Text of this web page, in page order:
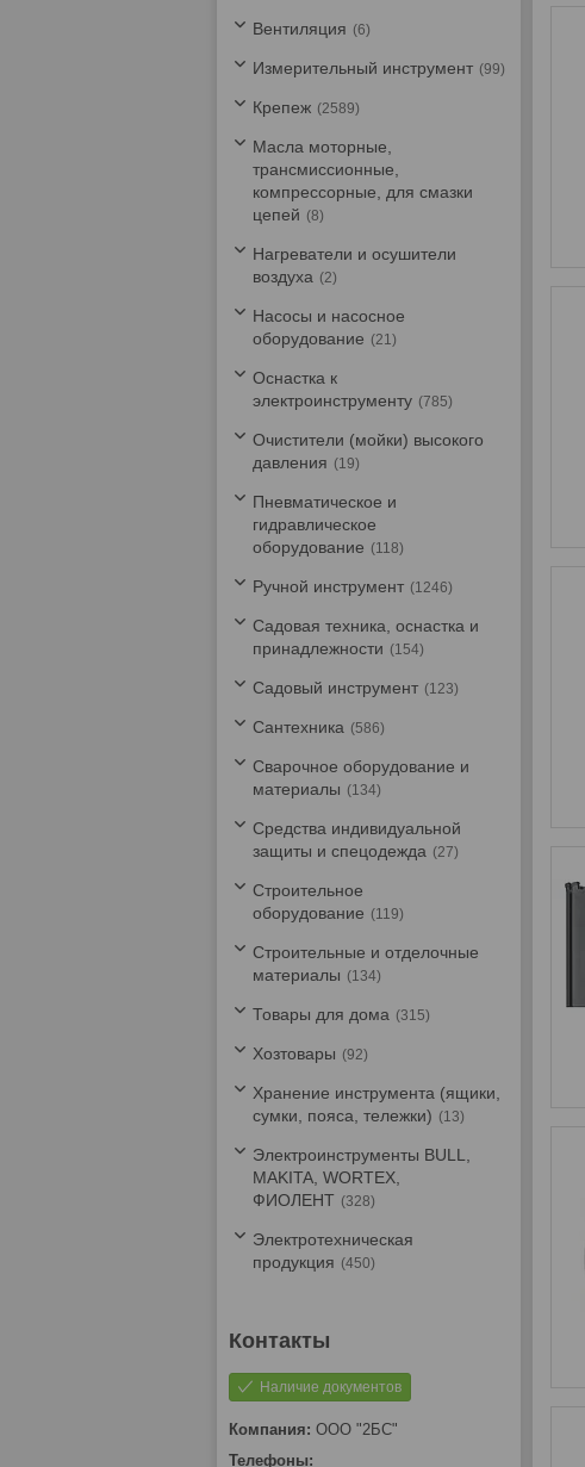
Вентиляция 6
Измерительный инструмент 99
Крепеж 2589
Масла моторные,
трансмиссионные,
компрессорные, для смазки
цепей
8
Нагреватели и осушители
воздуха
2
Насосы и насосное
оборудование
21
Оснастка к
электроинструменту
785
Очистители (мойки) высокого
давления
19
Пневматическое и
гидравлическое
оборудование
118
Ручной инструмент 1246
Садовая техника, оснастка и
принадлежности
154
Садовый инструмент 123
Сантехника 586
Сварочное оборудование и
материалы
134
Средства индивидуальной
защиты и спецодежда
27
Строительное
оборудование
119
Строительные и отделочные
материалы
134
Товары для дома 315
Хозтовары 92
Хранение инструмента (ящики,
сумки, пояса, тележки)
13
Электроинструменты BULL,
MAKITA, WORTEX,
ФИОЛЕНТ
328
Электротехническая
продукция
450
Наличие документов
ООО "2БС"